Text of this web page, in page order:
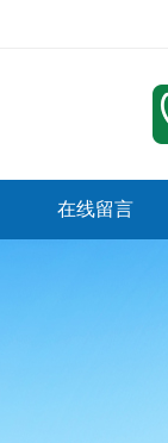
在线留言